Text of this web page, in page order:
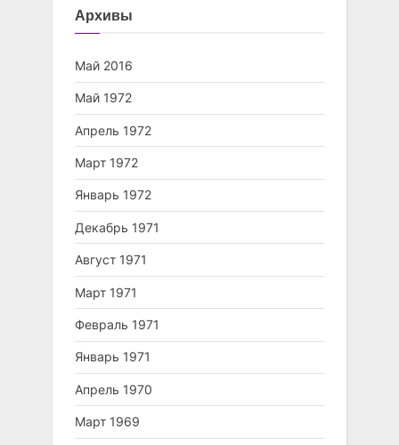
Архивы
Май 2016
Май 1972
Апрель 1972
Март 1972
Январь 1972
Декабрь 1971
Август 1971
Март 1971
Февраль 1971
Январь 1971
Апрель 1970
Март 1969